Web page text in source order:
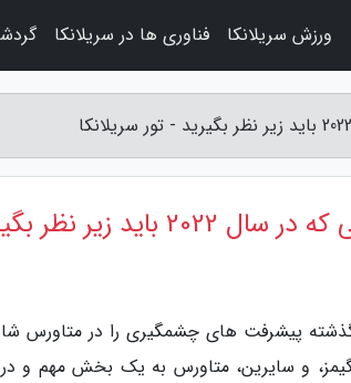
زیر نظر بگیرید
پیشرفت های چشمگیری را در متاورس
گیمز، و سایرین، متاورس به یک بخش مهم و
ورزش سریلانکا فناوری ها در سریلانکا